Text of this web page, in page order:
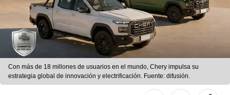
Con más de 18 millones de usuarios en el mundo, Chery impulsa su
estrategia global de innovación y electrificación. Fuente: difusión.